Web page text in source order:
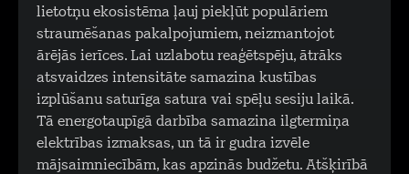
lietotņu ekosistēma ļauj piekļūt populāriem
straumēšanas pakalpojumiem, neizmantojot
ārējās ierīces. Lai uzlabotu reaģētspēju, ātrāks
atsvaidzes intensitāte samazina kustības
izplūšanu saturīga satura vai spēļu sesiju laikā.
Tā energotaupīgā darbība samazina ilgtermiņa
elektrības izmaksas, un tā ir gudra izvēle
mājsaimniecībām, kas apzinās budžetu. Atšķirībā